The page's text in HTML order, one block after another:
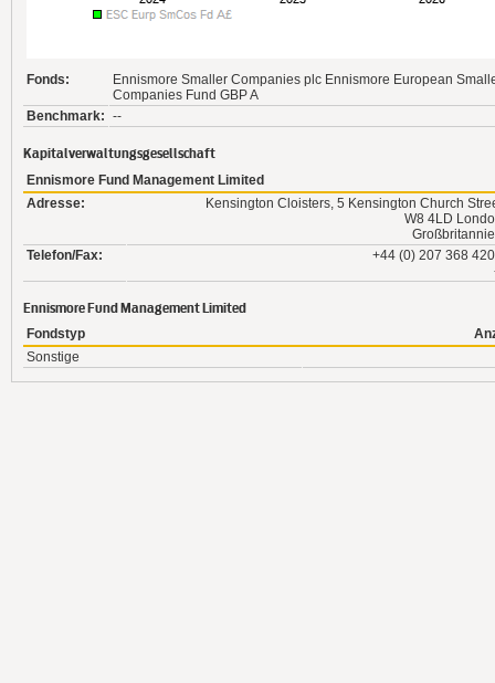
Fonds:
Ennismore Smaller Companies plc Ennismore European
Companies Fund GBP A
Benchmark: --
Kapitalverwaltungsgesellschaft
Ennismore Fund Management Limited
Adresse:
Kensington Cloisters, 5 Kensington Church
W8 4LD
Telefon/Fax:
+44 (0) 207 368
Ennismore Fund Management Limited
Fondstyp
Sonstige